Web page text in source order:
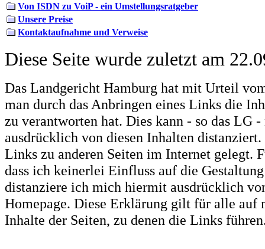
Von ISDN zu VoiP - ein Umstellungsratgeber
Unsere Preise
Kontaktaufnahme und Verweise
Diese Seite wurde zuletzt am
Das Landgericht Hamburg hat mit Urteil
man durch das Anbringen eines Links die
zu verantworten hat. Dies kann - so das LG
ausdrücklich von diesen Inhalten
Links zu anderen Seiten im Internet gelegt.
dass ich keinerlei Einfluss auf die
distanziere ich mich hiermit ausdrücklich
Homepage. Diese Erklärung gilt für alle auf
Inhalte der Seiten, zu denen die Links